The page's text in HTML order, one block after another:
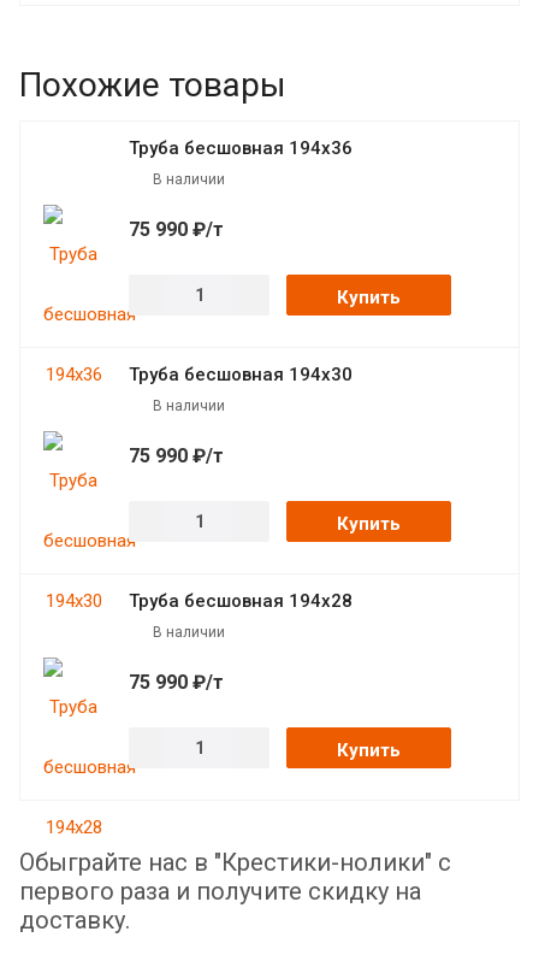
Похожие товары
Труба бесшовная 194х36
В наличии
75 990 ₽/т
Купить
Труба бесшовная 194х30
В наличии
75 990 ₽/т
Купить
Труба бесшовная 194х28
В наличии
75 990 ₽/т
Купить
Обыграйте нас в "Крестики-нолики" с
первого раза и получите скидку на
доставку.